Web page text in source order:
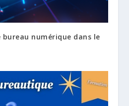
bureau numérique dans le